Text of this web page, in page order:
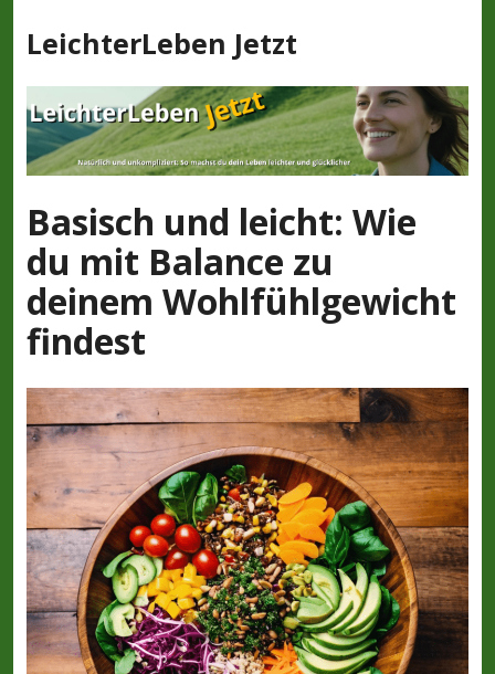
u
I
n
h
a
s
p
r
i
n
g
e
n
LeichterLeben Jetzt
Basisch und leicht: Wie
du mit Balance zu
deinem Wohlfühlgewicht
findest